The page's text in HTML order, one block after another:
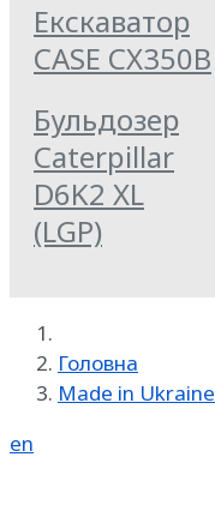
Екскаватор
CASE CX350B
Бульдозер
Caterpillar
D6K2 XL
(LGP)
Головна
Made in Ukraine
en